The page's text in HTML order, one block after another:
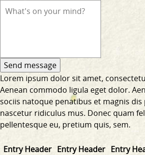
Lorem ipsum dolor sit amet,
Aenean commodo ligula eget dolor.
sociis natoque penatibus et magnis
nascetur ridiculus mus. Donec quam
pellentesque eu, pretium quis, sem.
Entry Header Entry Header Entry